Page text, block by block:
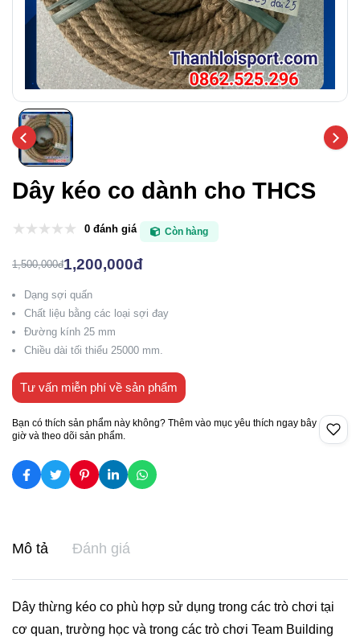
Dây kéo co dành cho THCS
0 đánh giá Còn hàng
1,500,000đ1,200,000đ
Dạng sợi quấn
Chất liệu bằng các loại sợi đay
Đường kính 25 mm
Chiều dài tối thiểu 25000 mm.
Tư vấn miễn phí về sản phẩm
Bạn có thích sản phẩm này không? Thêm vào mục yêu thích ngay bây
giờ và theo dõi sản phẩm.
Mô tả Đánh giá
Dây thừng kéo co phù hợp sử dụng trong các trò chơi tại
cơ quan, trường học và trong các trò chơi Team Building